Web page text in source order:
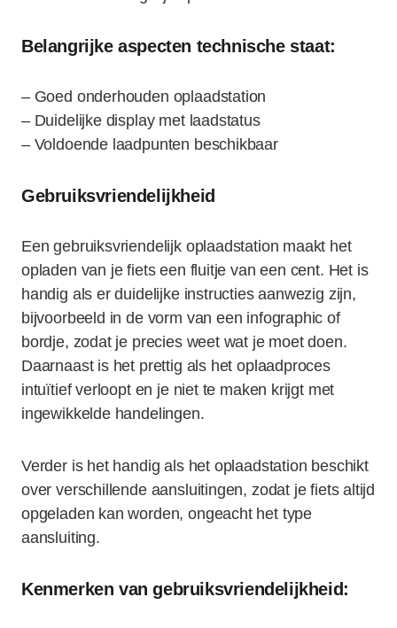
Belangrijke aspecten technische staat:
– Goed onderhouden oplaadstation
– Duidelijke display met laadstatus
– Voldoende laadpunten beschikbaar
Gebruiksvriendelijkheid
Een gebruiksvriendelijk oplaadstation maakt het
opladen van je fiets een fluitje van een cent. Het is
handig als er duidelijke instructies aanwezig zijn,
bijvoorbeeld in de vorm van een infographic of
bordje, zodat je precies weet wat je moet doen.
Daarnaast is het prettig als het oplaadproces
intuïtief verloopt en je niet te maken krijgt met
ingewikkelde handelingen.
Verder is het handig als het oplaadstation beschikt
over verschillende aansluitingen, zodat je fiets altijd
opgeladen kan worden, ongeacht het type
aansluiting.
Kenmerken van gebruiksvriendelijkheid: